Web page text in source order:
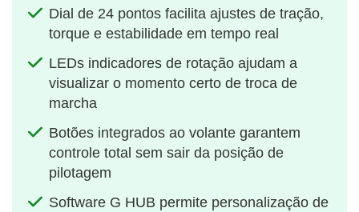
Dial de 24 pontos facilita ajustes de tração,
torque e estabilidade em tempo real
LEDs indicadores de rotação ajudam a
visualizar o momento certo de troca de
marcha
Botões integrados ao volante garantem
controle total sem sair da posição de
pilotagem
Software G HUB permite personalização de